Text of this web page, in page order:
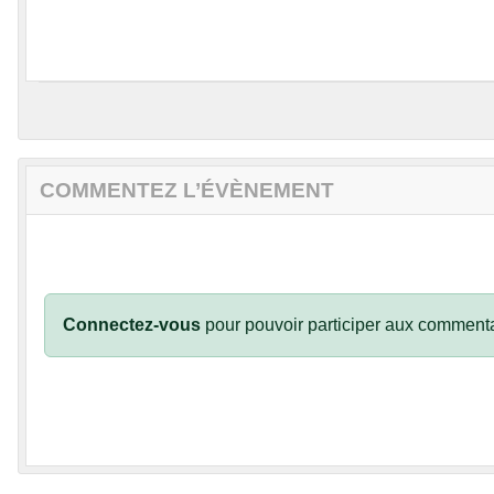
COMMENTEZ L’ÉVÈNEMENT
Connectez-vous pour pouvoir participer aux